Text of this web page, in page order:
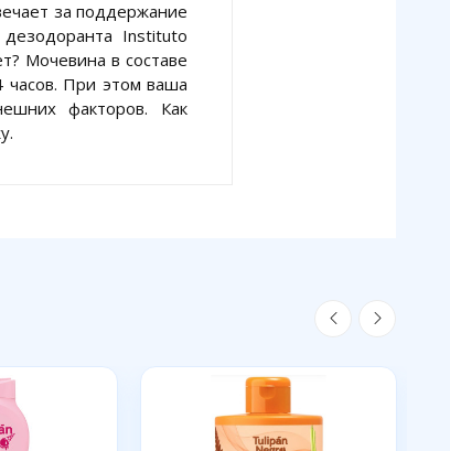
за поддержание
дезодоранта Instituto
Мочевина в составе
часов. При этом ваша
факторов. Как